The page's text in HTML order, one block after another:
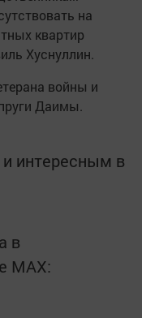
на
квартир
Хуснуллин.
войны и
Даимы.
интересным в
в
MАХ: